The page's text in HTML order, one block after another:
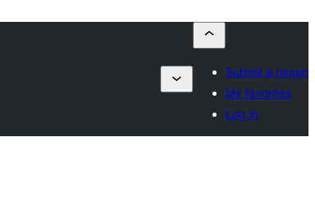
Submit a plugin
My favorites
Log in